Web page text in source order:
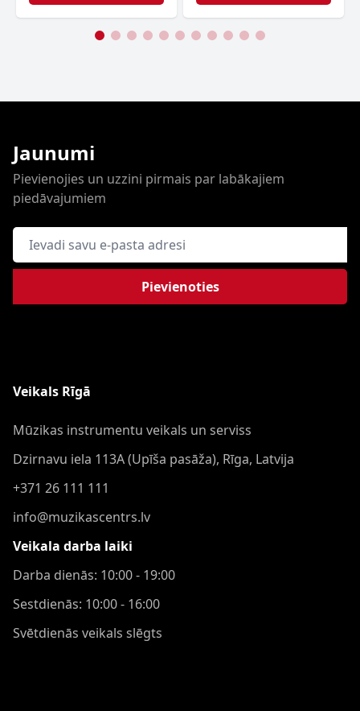
Jaunumi
Pievienojies un uzzini pirmais par labākajiem
piedāvajumiem
E-pasta adrese
Pievienoties
Veikals Rīgā
Mūzikas instrumentu veikals un serviss
Dzirnavu iela 113A (Upīša pasāža), Rīga, Latvija
+371 26 111 111
info@muzikascentrs.lv
Veikala darba laiki
Darba dienās: 10:00 - 19:00
Sestdienās: 10:00 - 16:00
Svētdienās veikals slēgts